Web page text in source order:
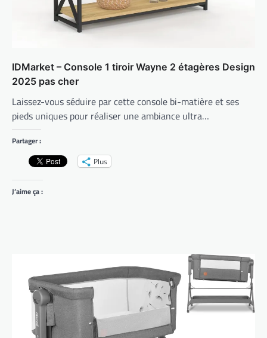
IDMarket – Console 1 tiroir Wayne 2 étagères Design
2025 pas cher
Laissez-vous séduire par cette console bi-matière et ses
pieds uniques pour réaliser une ambiance ultra…
Partager :
Plus
J’aime ça :